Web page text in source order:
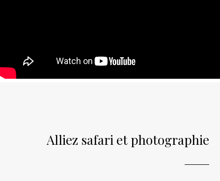
Alliez safari et photographie